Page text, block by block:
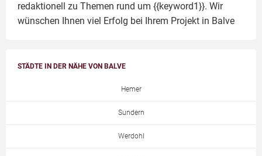
redaktionell zu Themen rund um {{keyword1}}. Wir
wünschen Ihnen viel Erfolg bei Ihrem Projekt in Balve
STÄDTE IN DER NÄHE VON BALVE
Hemer
Sundern
Werdohl